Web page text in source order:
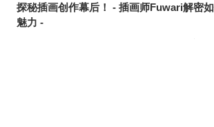
探秘插画创作幕后！ - 插画师Fuwari解密如
魅力 -